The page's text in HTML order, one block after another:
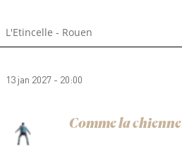
L'Etincelle - Rouen
13 jan 2027 - 20:00
Comme la chienne